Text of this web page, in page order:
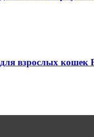
взрослых кошек